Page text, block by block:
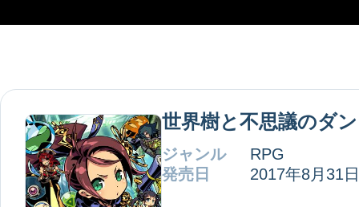
世界樹と不思議のダ
ジャンル
RPG
発売日
2017年8月31日